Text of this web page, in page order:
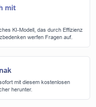
mit
KI-Modell, das durch Effizienz
werfen Fragen auf.
mit diesem kostenlosen
herunter.